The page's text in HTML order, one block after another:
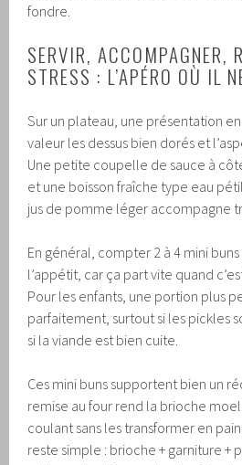
fondre.
SERVIR, ACCOMPAGNER,
STRESS : L’APÉRO OÙ IL
Sur un plateau, une présentation
valeur les dessus bien dorés et
Une petite coupelle de sauce à
et une boisson fraîche type eau
jus de pomme léger accompagne
En général, compter 2 à 4 mini
l’appétit, car ça part vite quand
Pour les enfants, une portion plus
parfaitement, surtout si les pickles
si la viande est bien cuite.
Ces mini buns supportent bien un
remise au four rend la brioche
coulant sans les transformer en
reste simple : brioche + garniture +